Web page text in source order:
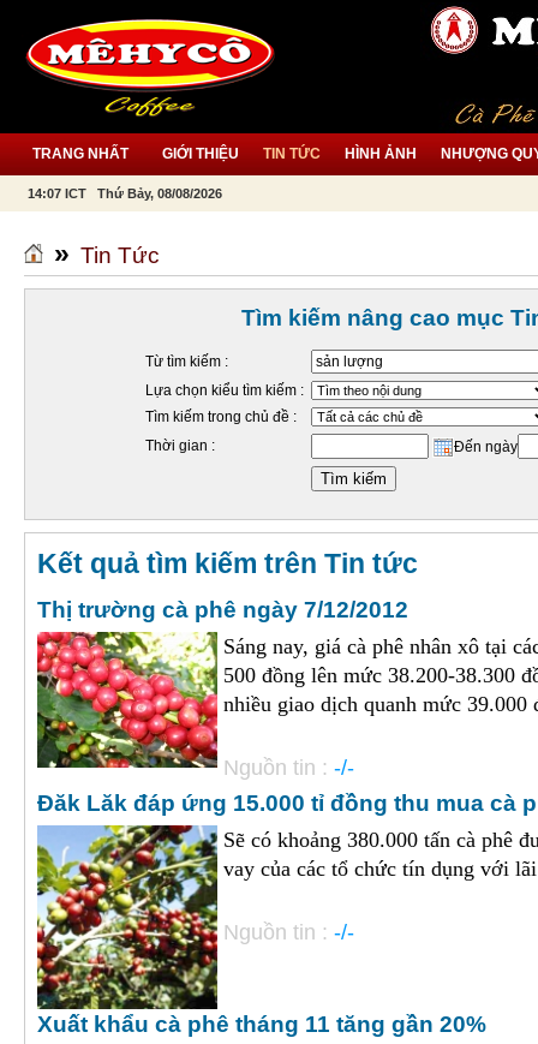
TRANG NHẤT GIỚI THIỆU TIN TỨC HÌNH ẢNH NHƯỢNG
14:07 ICT Thứ Bảy, 08/08/2026
» Tin Tức
Tìm kiếm nâng cao mục
Từ tìm kiếm :
Lựa chọn kiểu tìm kiếm :
Tìm kiếm trong chủ đề :
Thời gian :
Đến ngày
Kết quả tìm kiếm trên Tin tức
Thị trường cà phê ngày 7/12/2012
Sáng nay, giá cà phê nhân xô tại
500 đồng lên mức 38.200-38.300
nhiều giao dịch quanh mức 39.000
Nguồn tin : -/-
Đăk Lăk đáp ứng 15.000 tỉ đồng thu mua cà
Sẽ có khoảng 380.000 tấn cà phê
vay của các tổ chức tín dụng với
Nguồn tin : -/-
Xuất khẩu cà phê tháng 11 tăng gần 20%